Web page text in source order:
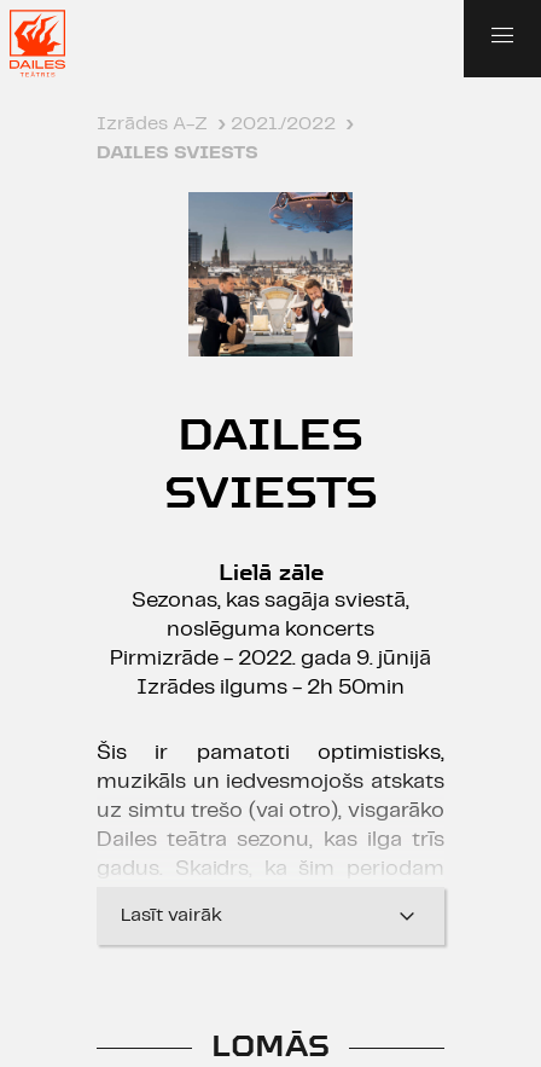
Izrādes A-Z › 2021./2022
›
DAILES SVIESTS
DAILES
SVIESTS
Lielā zāle
Sezonas, kas sagāja sviestā,
noslēguma koncerts
Pirmizrāde - 2022. gada 9. jūnijā
Izrādes ilgums - 2h 50min
Šis ir pamatoti optimistisks,
muzikāls un iedvesmojošs atskats
uz simtu trešo (vai otro), visgarāko
Dailes teātra sezonu, kas ilga trīs
gadus. Skaidrs, ka šim periodam
tā saukto veselīgā humora devu
sezonas laikā. Negribas sasolīt, bet
Lasīt vairāk
LOMĀS